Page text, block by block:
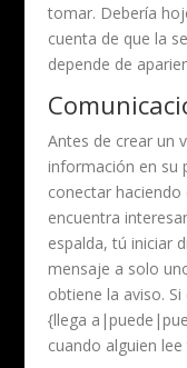
tomar. Debería
cuenta de que la
depende de
Antes de crear un
información en su
conectar haciendo
encuentra
espalda, tú iniciar
mensaje a solo
obtiene la aviso.
{llega
cuando alguien